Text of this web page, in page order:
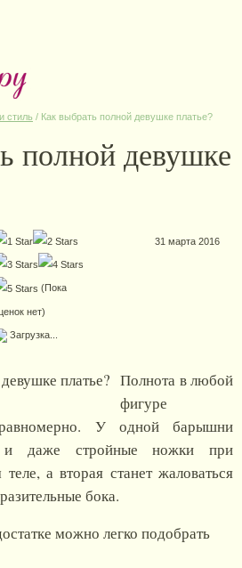
стиль / Как выбрать полной девушке платье?
полной девушке
(Пока
нет)
Загрузка...
31 марта 2016
Полнота в любой
фигуре
У одной барышни
и даже стройные ножки при
а вторая станет жаловаться
бока.
можно легко подобрать